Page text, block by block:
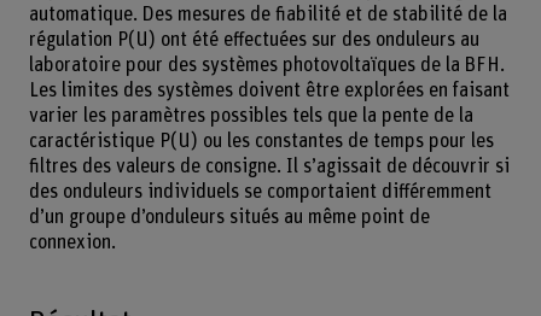
automatique. Des mesures de fiabilité et de stabilité de la
régulation P(U) ont été effectuées sur des onduleurs au
laboratoire pour des systèmes photovoltaïques de la BFH.
Les limites des systèmes doivent être explorées en faisant
varier les paramètres possibles tels que la pente de la
caractéristique P(U) ou les constantes de temps pour les
filtres des valeurs de consigne. Il s’agissait de découvrir si
des onduleurs individuels se comportaient différemment
d’un groupe d’onduleurs situés au même point de
connexion.